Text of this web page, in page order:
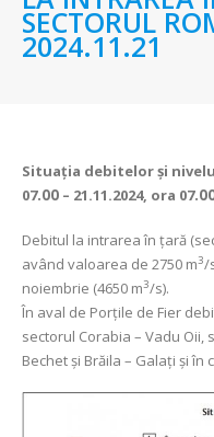
SECTORUL
2024.11.21
Situaţia debitelor şi
07.00 – 21.11.2024, ora 07
Debitul la intrarea în ţară
având valoarea de 2750 m3/
noiembrie (4650 m3/s).
În aval de Porţile de Fier
sectorul Corabia – Vadu
Bechet și Brăila – Galați și în